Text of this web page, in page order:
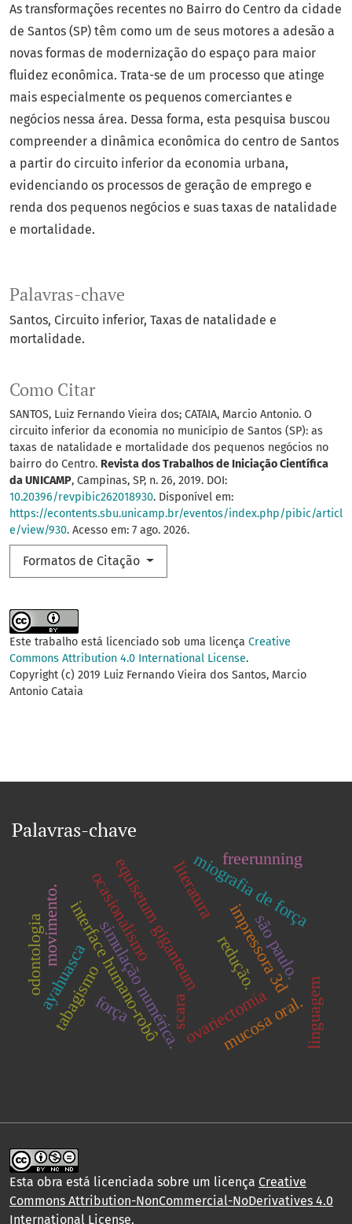
Palavras-chave
Santos Circuito inferior Taxas de natalidade e
mortalidade.
Como Citar
SANTOS, Luiz Fernando Vieira dos; CATAIA, Marcio Antonio. O
circuito inferior da economia no município de Santos (SP): as
taxas de natalidade e mortalidade dos pequenos negócios no
bairro do Centro. Revista dos Trabalhos de Iniciação Científica
da UNICAMP, Campinas, SP, n. 26, 2019. DOI:
10.20396/revpibic262018930. Disponível em:
https://econtents.sbu.unicamp.br/eventos/index.php/pibic/articl
e/view/930. Acesso em: 7 ago. 2026.
Formatos de Citação
As transformações recentes no Bairro do Centro da cidade
de Santos (SP) têm como um de seus motores a adesão a
novas formas de modernização do espaço para maior
fluidez econômica. Trata-se de um processo que atinge
mais especialmente os pequenos comerciantes e
negócios nessa área. Dessa forma, esta pesquisa buscou
compreender a dinâmica econômica do centro de Santos
a partir do circuito inferior da economia urbana,
evidenciando os processos de geração de emprego e
renda dos pequenos negócios e suas taxas de natalidade
e mortalidade.
Este trabalho está licenciado sob uma licença Creative
Commons Attribution 4.0 International License.
Copyright (c) 2019 Luiz Fernando Vieira dos Santos, Marcio
Antonio Cataia
Palavras-chave
impressora 3d
scara
simulação numérica.
equisetum giganteum
ovariectomia
miografia de força
interface humano-robô
ayahuasca
tabagismo redução.
ocasionalismo
força
movimento.
odontologia
mucosa oral.
freerunning
são paulo.
literatura
linguagem
Esta obra está licenciada sobre um licença Creative
Commons Attribution-NonCommercial-NoDerivatives 4.0
International License.